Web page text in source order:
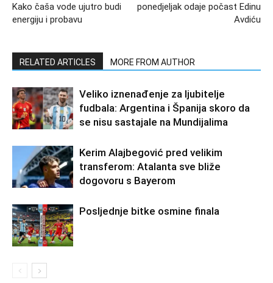
Kako čaša vode ujutro budi
energiju i probavu
ponedjeljak odaje počast Edinu
Avdiću
RELATED ARTICLES MORE FROM AUTHOR
Veliko iznenađenje za ljubitelje
fudbala: Argentina i Španija skoro da
se nisu sastajale na Mundijalima
Kerim Alajbegović pred velikim
transferom: Atalanta sve bliže
dogovoru s Bayerom
Posljednje bitke osmine finala